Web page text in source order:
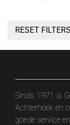
RESET FILTERS
Sinds 1971 is
Achterhoek en
goede service